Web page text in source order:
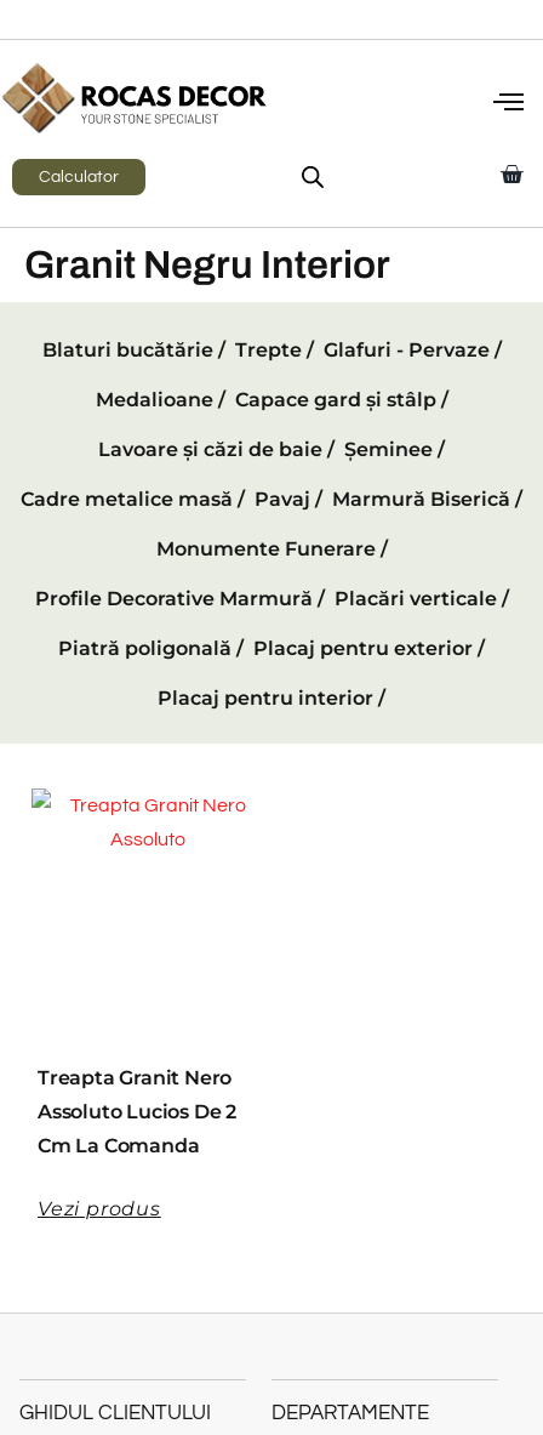
Calculator
Granit Negru Interior
Blaturi bucătărie / Trepte / Glafuri - Pervaze /
Medalioane / Capace gard și stâlp /
Lavoare și căzi de baie / Șeminee /
Cadre metalice masă / Pavaj / Marmură Biserică /
Monumente Funerare /
Profile Decorative Marmură / Placări verticale /
Piatră poligonală / Placaj pentru exterior /
Placaj pentru interior /
Treapta Granit Nero
Assoluto Lucios De 2
Cm La Comanda
Vezi produs
GHIDUL CLIENTULUI DEPARTAMENTE